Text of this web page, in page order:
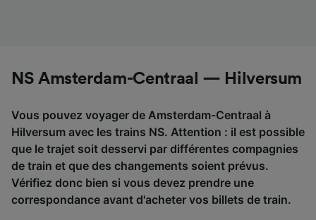
NS Amsterdam-Centraal — Hilversum
Vous pouvez voyager de Amsterdam-Centraal à
Hilversum avec les trains NS. Attention : il est possible
que le trajet soit desservi par différentes compagnies
de train et que des changements soient prévus.
Vérifiez donc bien si vous devez prendre une
correspondance avant d'acheter vos billets de train.